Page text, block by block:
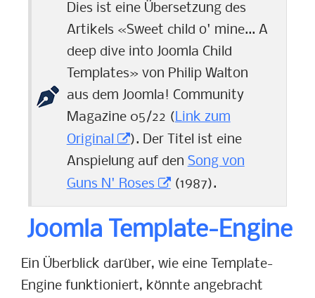
Dies ist eine Übersetzung des
Artikels «Sweet child o' mine... A
deep dive into Joomla Child
Templates» von Philip Walton
aus dem Joomla! Community
Magazine 05/22 ( Link zum
Original
). Der Titel ist eine
Anspielung auf den Song von
Guns N' Roses
(1987).
Joomla Template-Engine
Ein Überblick darüber, wie eine Template-
Engine funktioniert, könnte angebracht